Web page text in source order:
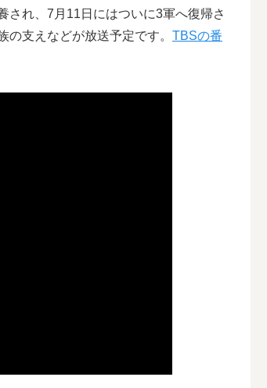
され、7月11日にはついに3軍へ復帰さ
支えなどが放送予定です。 TBSの番